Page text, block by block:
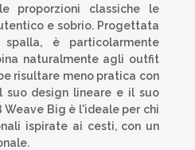
proporzioni classiche le
e sobrio. Progettata
è particolarmente
naturalmente agli outfit
risultare meno pratica con
suo design lineare e il suo
Big è l'ideale per chi
ispirate ai cesti, con un